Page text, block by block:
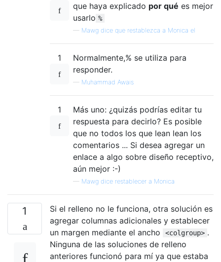
que haya explicado por qué es mejor
usarlo %
— Mawg dice que restablezca a Monica el
1
Normalmente,% se utiliza para
responder.
— Muhammad Awais
1
Más uno: ¿quizás podrías editar tu
respuesta para decirlo? Es posible
que no todos los que lean lean los
comentarios ... Si desea agregar un
enlace a algo sobre diseño receptivo,
aún mejor :-)
— Mawg dice restablecer a Monica
1
Si el relleno no le funciona, otra solución es
agregar columnas adicionales y establecer
un margen mediante el ancho
<colgroup> .
Ninguna de las soluciones de relleno
anteriores funcionó para mí ya que estaba